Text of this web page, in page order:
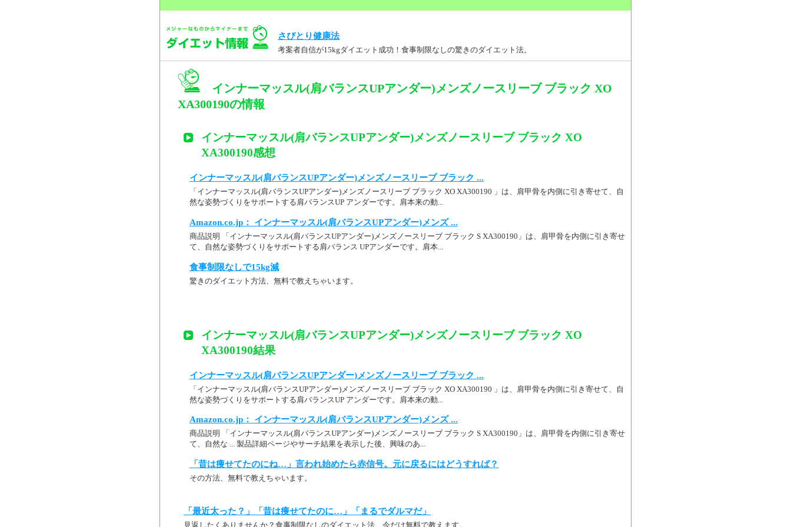
さびとり健康法
考案者自信が15kgダイエット成功！食事制限なしの驚きのダイエット法。
インナーマッスル(肩バランスUPアンダー)メンズノースリーブ ブラック XO
XA300190の情報
インナーマッスル(肩バランスUPアンダー)メンズノースリーブ ブラック XO
XA300190感想
インナーマッスル(肩バランスUPアンダー)メンズノースリーブ ブラック ...
「インナーマッスル(肩バランスUPアンダー)メンズノースリーブ ブラック XO XA300190 」は、肩甲骨を内側に引き寄せて、自
然な姿勢づくりをサポートする肩バランスUP アンダーです。肩本来の動...
Amazon.co.jp： インナーマッスル(肩バランスUPアンダー)メンズ ...
商品説明 「インナーマッスル(肩バランスUPアンダー)メンズノースリーブ ブラック S XA300190」は、肩甲骨を内側に引き寄せ
て、自然な姿勢づくりをサポートする肩バランス UPアンダーです。肩本...
食事制限なしで15kg減
驚きのダイエット方法、無料で教えちゃいます。
インナーマッスル(肩バランスUPアンダー)メンズノースリーブ ブラック XO
XA300190結果
インナーマッスル(肩バランスUPアンダー)メンズノースリーブ ブラック ...
「インナーマッスル(肩バランスUPアンダー)メンズノースリーブ ブラック XO XA300190 」は、肩甲骨を内側に引き寄せて、自
然な姿勢づくりをサポートする肩バランスUP アンダーです。肩本来の動...
Amazon.co.jp： インナーマッスル(肩バランスUPアンダー)メンズ ...
商品説明 「インナーマッスル(肩バランスUPアンダー)メンズノースリーブ ブラック S XA300190」は、肩甲骨を内側に引き寄せ
て、自然な ... 製品詳細ページやサーチ結果を表示した後、興味のあ...
「昔は痩せてたのにね…」言われ始めたら赤信号。元に戻るにはどうすれば？
その方法、無料で教えちゃいます。
「最近太った？」「昔は痩せてたのに…」「まるでダルマだ」
見返したくありませんか？食事制限なしのダイエット法、今だけ無料で教えます。